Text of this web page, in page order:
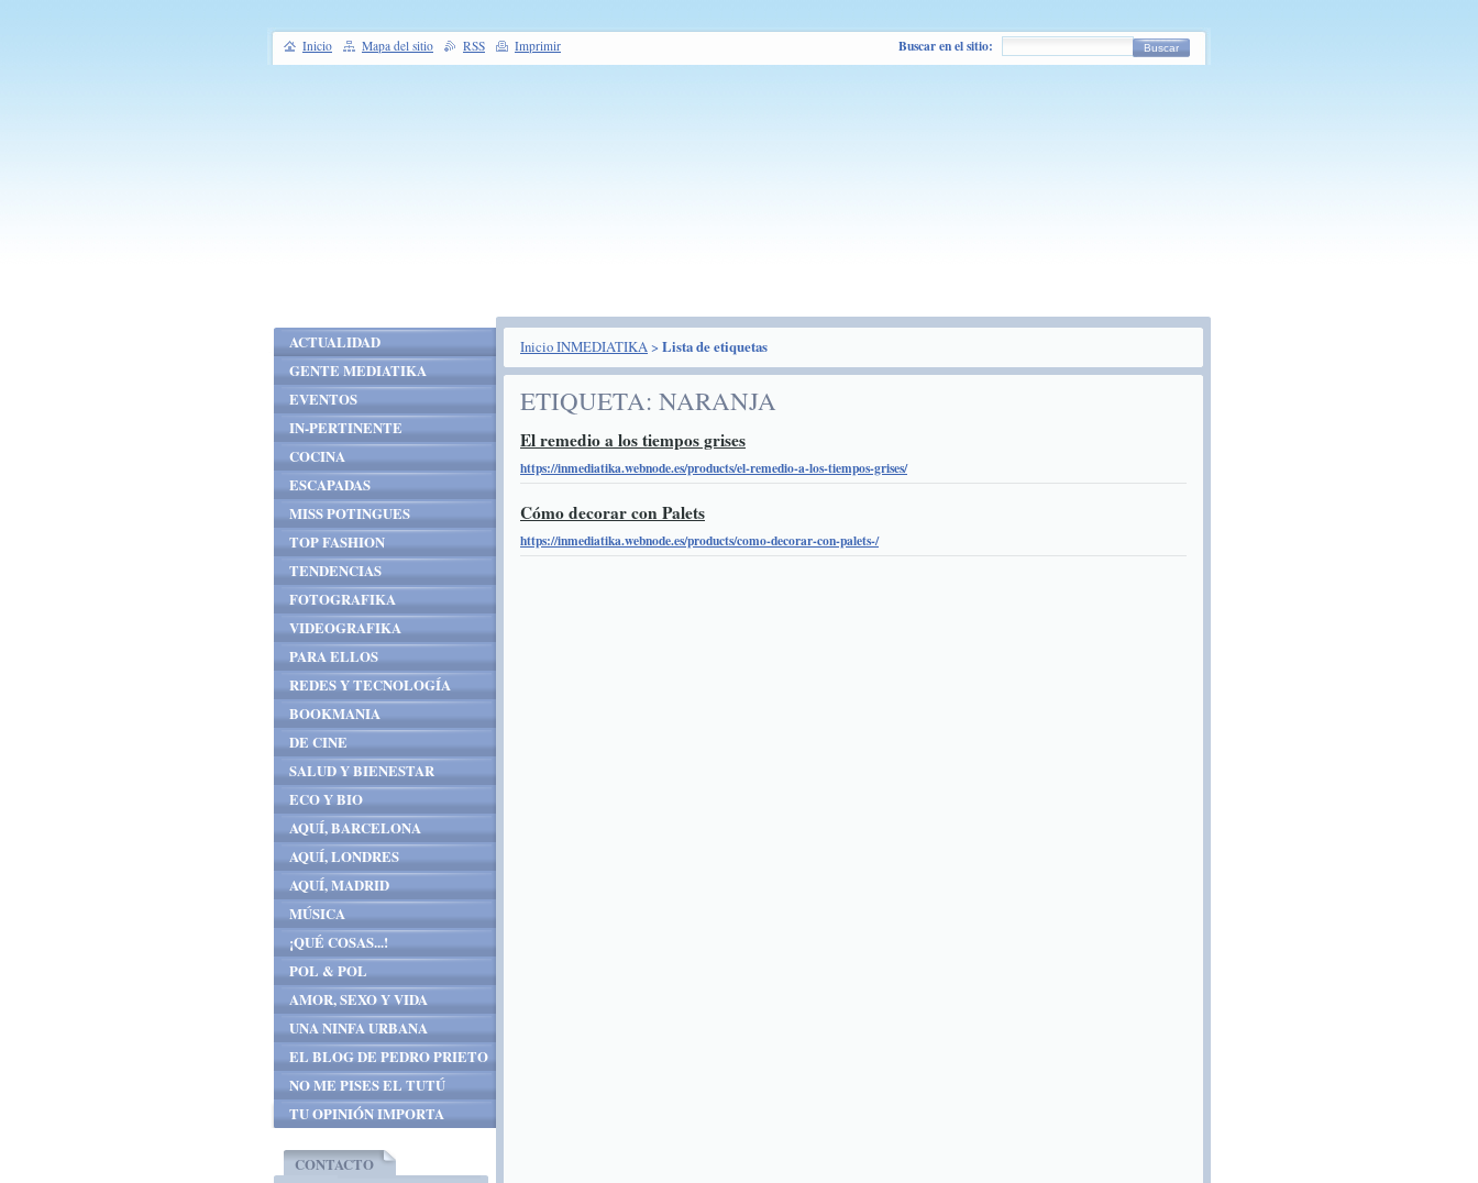
Inicio INMEDIATIKA> Lista de etiquetas
ETIQUETA: NARANJA
El remedio a los tiempos grises
https://inmediatika.webnode.es/products/el-remedio-a-los-tiempos-grises/
Cómo decorar con Palets
https://inmediatika.webnode.es/products/como-decorar-con-palets-/
ACTUALIDAD
GENTE MEDIATIKA
EVENTOS
IN-PERTINENTE
COCINA
ESCAPADAS
MISS POTINGUES
TOP FASHION
TENDENCIAS
FOTOGRAFIKA
VIDEOGRAFIKA
PARA ELLOS
REDES Y TECNOLOGÍA
BOOKMANIA
DE CINE
SALUD Y BIENESTAR
ECO Y BIO
AQUÍ, BARCELONA
AQUÍ, LONDRES
AQUÍ, MADRID
MÚSICA
¡QUÉ COSAS...!
POL & POL
AMOR, SEXO Y VIDA
UNA NINFA URBANA
EL BLOG DE PEDRO PRIETO
NO ME PISES EL TUTÚ
TU OPINIÓN IMPORTA
CONTACTO
Inicio Mapa del sitio RSS Imprimir Buscar en el sitio: Buscar